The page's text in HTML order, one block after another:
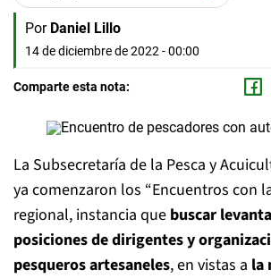
Por Daniel Lillo
14 de diciembre de 2022 - 00:00
Comparte esta nota:
La Subsecretaría de la Pesca y
ya comenzaron los “Encuentros con
regional, instancia que buscar
posiciones de dirigentes y
pesqueros artesaneles, en vistas a la